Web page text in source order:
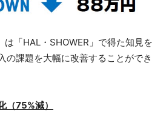
は「HAL・SHOWER」で得た知見を
の課題を大幅に改善することができ
（75%減）